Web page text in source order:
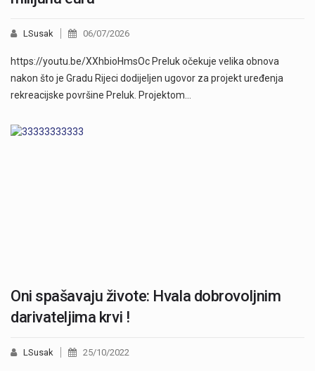
LSusak 06/07/2026
https://youtu.be/XXhbioHmsOc Preluk očekuje velika obnova
nakon što je Gradu Rijeci dodijeljen ugovor za projekt uređenja
rekreacijske površine Preluk. Projektom…
Oni spašavaju živote: Hvala dobrovoljnim
darivateljima krvi !
LSusak 25/10/2022